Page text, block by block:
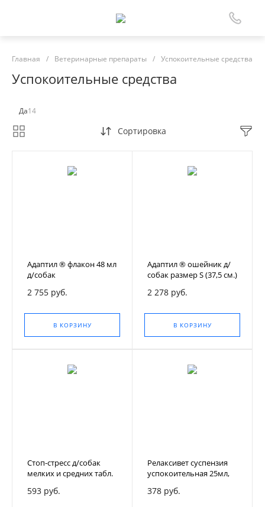
Главная / Ветеринарные препараты / Успокоительные средства
Успокоительные средства
Да14
Сортировка
Адаптил ® флакон 48 мл
д/собак
2 755 руб.
В КОРЗИНУ
Адаптил ® ошейник д/
собак размер S (37,5 см.)
2 278 руб.
В КОРЗИНУ
Стоп-стресс д/собак
мелких и средних табл.
593 руб.
Релаксивет суспензия
успокоительная 25мл,
378 руб.